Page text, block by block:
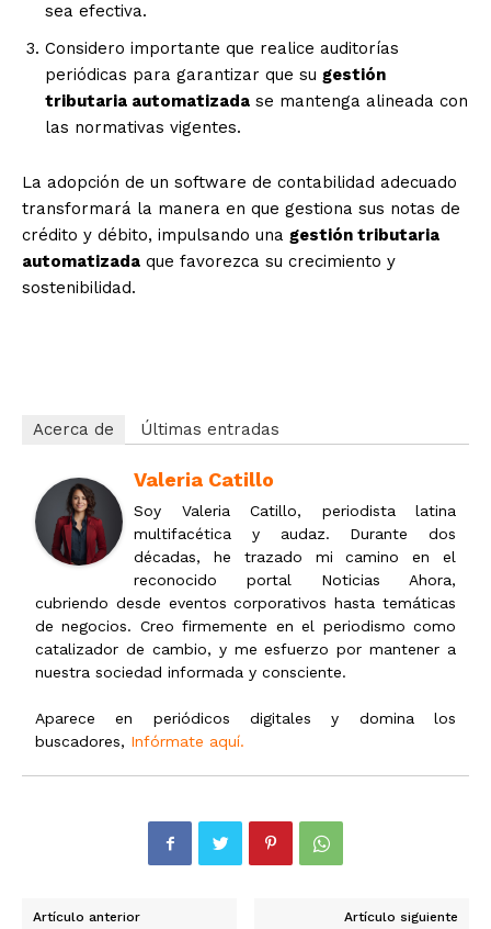
sea efectiva.
Considero importante que realice auditorías
periódicas para garantizar que su gestión
tributaria automatizada se mantenga alineada con
las normativas vigentes.
La adopción de un software de contabilidad adecuado
transformará la manera en que gestiona sus notas de
crédito y débito, impulsando una gestión tributaria
automatizada que favorezca su crecimiento y
sostenibilidad.
Acerca de Últimas entradas
Valeria Catillo
Soy Valeria Catillo, periodista latina
multifacética y audaz. Durante dos
décadas, he trazado mi camino en el
reconocido portal Noticias Ahora,
cubriendo desde eventos corporativos hasta temáticas
de negocios. Creo firmemente en el periodismo como
catalizador de cambio, y me esfuerzo por mantener a
nuestra sociedad informada y consciente.
Aparece en periódicos digitales y domina los
buscadores, Infórmate aquí.
Artículo anterior Artículo siguiente